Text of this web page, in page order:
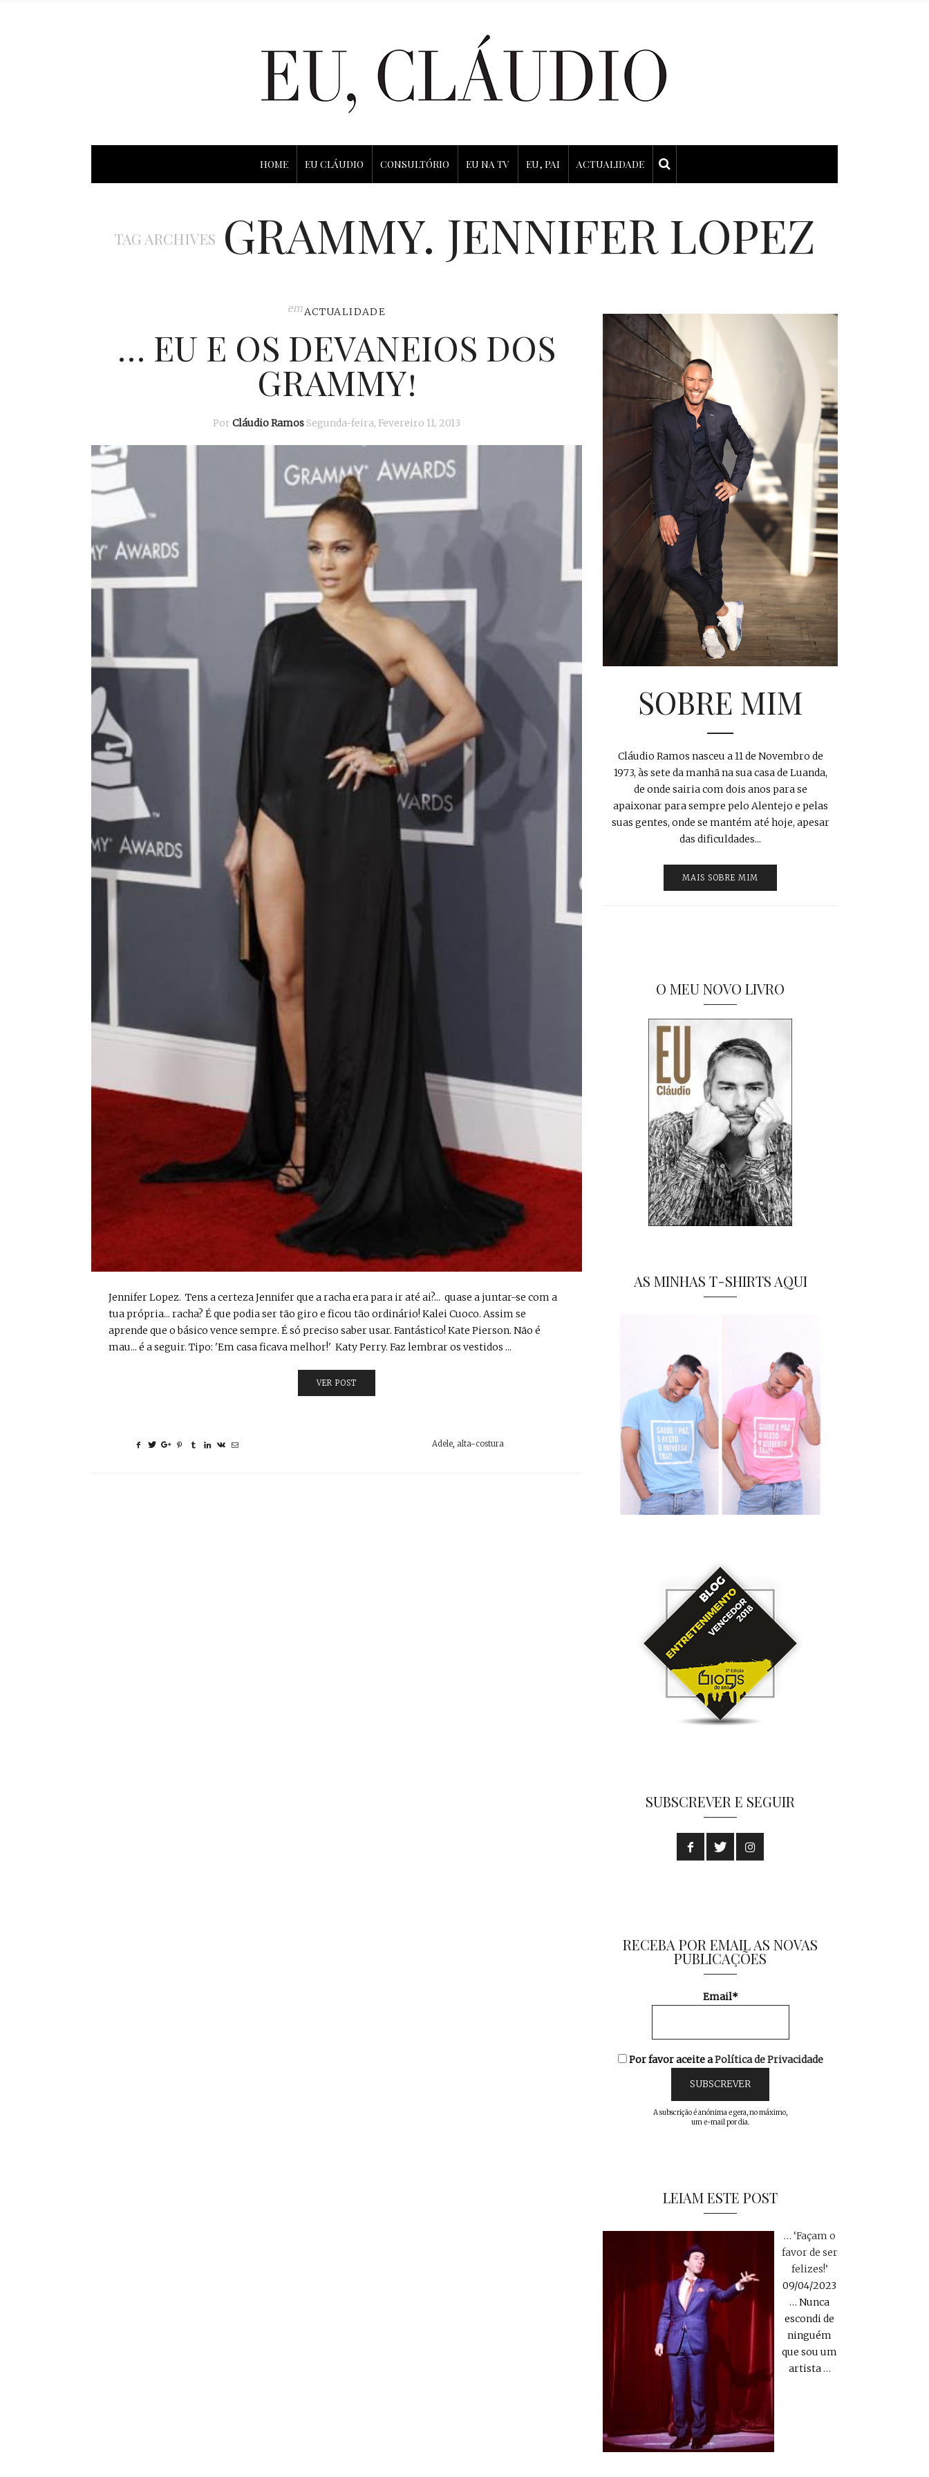
HOME EU CLÁUDIO CONSULTÓRIO EU NA TV EU, PAI ACTUALIDADE
TAG ARCHIVES GRAMMY. JENNIFER LOPEZ
emACTUALIDADE
… EU E OS DEVANEIOS DOS
GRAMMY!
Por Cláudio Ramos Segunda-feira, Fevereiro 11, 2013
Jennifer Lopez. Tens a certeza Jennifer que a racha era para ir até ai?... quase a juntar-se com a
tua própria... racha? É que podia ser tão giro e ficou tão ordinário! Kalei Cuoco. Assim se
aprende que o básico vence sempre. É só preciso saber usar. Fantástico! Kate Pierson. Não é
mau... é a seguir. Tipo: 'Em casa ficava melhor!' Katy Perry. Faz lembrar os vestidos ...
VER POST
Adele alta-costura
SOBRE MIM
Cláudio Ramos nasceu a 11 de Novembro de
1973, às sete da manhã na sua casa de Luanda,
de onde sairia com dois anos para se
apaixonar para sempre pelo Alentejo e pelas
suas gentes, onde se mantém até hoje, apesar
das dificuldades...
MAIS SOBRE MIM
O MEU NOVO LIVRO
AS MINHAS T-SHIRTS AQUI
SUBSCREVER E SEGUIR
RECEBA POR EMAIL AS NOVAS
PUBLICAÇÕES
Email*
Por favor aceite aPolítica de Privacidade
A subscrição é anónima e gera, no máximo,
um e-mail por dia.
LEIAM ESTE POST
… ‘Façam o
favor de ser
felizes!’
09/04/2023
… Nunca
escondi de
ninguém
que sou um
artista…